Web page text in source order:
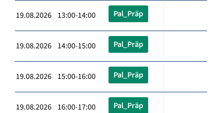
19.08.2026 13:00-14:00 Pal_Präp
19.08.2026 14:00-15:00 Pal_Präp
19.08.2026 15:00-16:00 Pal_Präp
19.08.2026 16:00-17:00 Pal_Präp